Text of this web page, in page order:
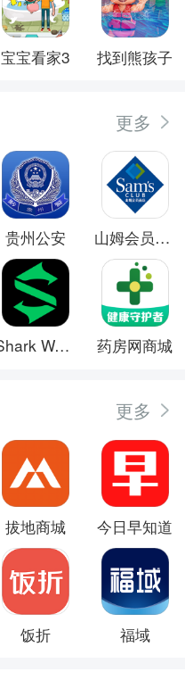
宝宝看家3 找到熊孩子
更多
贵州公安 山姆会员商店
Shark Wear 药房网商城
更多
拔地商城 今日早知道
饭折 福域